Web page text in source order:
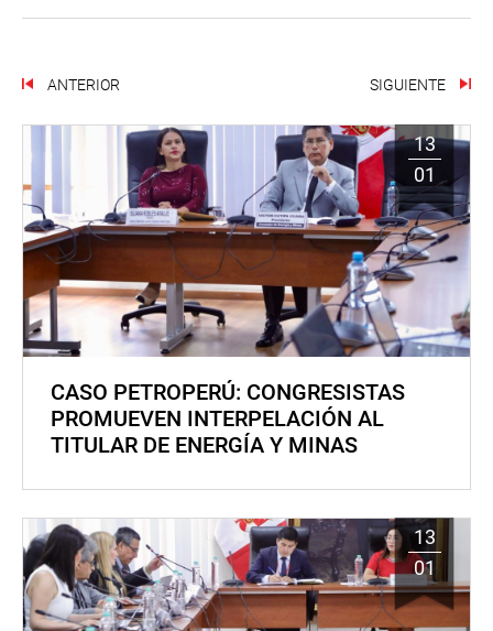
ANTERIOR SIGUIENTE
13
01
CASO PETROPERÚ: CONGRESISTAS
PROMUEVEN INTERPELACIÓN AL
TITULAR DE ENERGÍA Y MINAS
13
01